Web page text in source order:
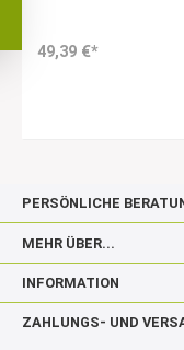
49,39 €*
PERSÖNLICHE
MEHR ÜBER...
INFORMATION
ZAHLUNGS- UND